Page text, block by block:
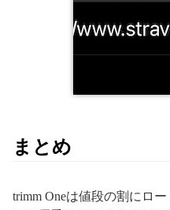
まとめ
trimm Oneは値段の割にロ